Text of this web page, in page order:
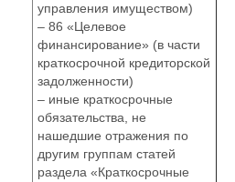
управления имуществом)
– 86 «Целевое
финансирование» (в части
краткосрочной кредиторской
задолженности)
– иные краткосрочные
обязательства, не
нашедшие отражения по
другим группам статей
раздела «Краткосрочные